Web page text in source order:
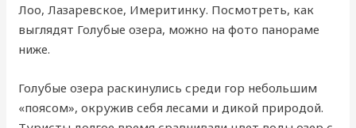
Лоо, Лазаревское, Имеритинку. Посмотреть, как
выглядят Голубые озера, можно на фото панораме
ниже.
Голубые озера раскинулись среди гор небольшим
«поясом», окружив себя лесами и дикой природой.